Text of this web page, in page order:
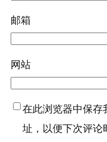
邮箱
网站
在此浏览器中保存
址，以便下次评论